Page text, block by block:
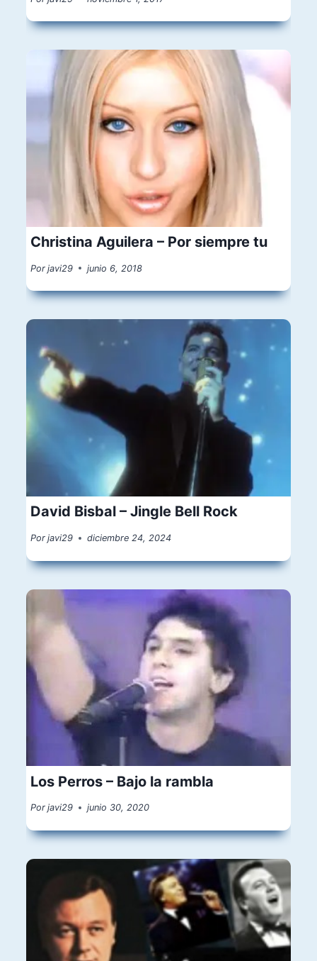
Christina Aguilera – Por siempre tu
Por javi29 junio 6, 2018
David Bisbal – Jingle Bell Rock
Por javi29 diciembre 24, 2024
Los Perros – Bajo la rambla
Por javi29 junio 30, 2020